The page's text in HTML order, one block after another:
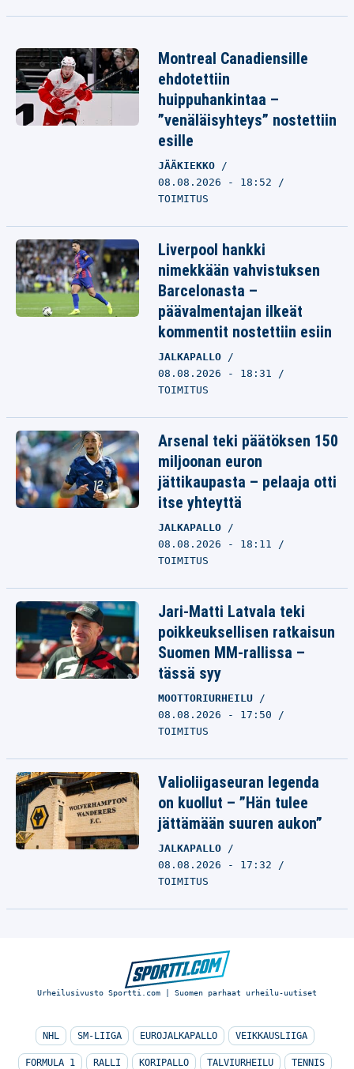
Montreal Canadiensille
ehdotettiin
huippuhankintaa –
”venäläisyhteys” nostettiin
esille
JÄÄKIEKKO
08.08.2026 - 18:52
TOIMITUS
Liverpool hankki
nimekkään vahvistuksen
Barcelonasta –
päävalmentajan ilkeät
kommentit nostettiin esiin
JALKAPALLO
08.08.2026 - 18:31
TOIMITUS
Arsenal teki päätöksen 150
miljoonan euron
jättikaupasta – pelaaja otti
itse yhteyttä
JALKAPALLO
08.08.2026 - 18:11
TOIMITUS
Jari-Matti Latvala teki
poikkeuksellisen ratkaisun
Suomen MM-rallissa –
tässä syy
MOOTTORIURHEILU
08.08.2026 - 17:50
TOIMITUS
Valioliigaseuran legenda
on kuollut – ”Hän tulee
jättämään suuren aukon”
JALKAPALLO
08.08.2026 - 17:32
TOIMITUS
Urheilusivusto Sportti.com | Suomen parhaat urheilu-uutiset
NHL SM-LIIGA EUROJALKAPALLO VEIKKAUSLIIGA
FORMULA 1 RALLI KORIPALLO TALVIURHEILU TENNIS